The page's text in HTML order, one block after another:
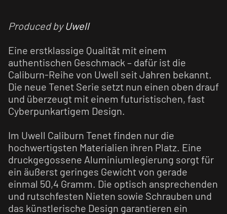
Produced byUwell
Eine erstklassige Qualität mit einem
authentischen Geschmack – dafür ist die
Caliburn-Reihe von Uwell seit Jahren bekannt.
Die neue Tenet Serie setzt nun einen oben drauf
und überzeugt mit einem futuristischen, fast
Cyberpunkartigem Design.
Im Uwell Caliburn Tenet finden nur die
hochwertigsten Materialien ihren Platz. Eine
druckgegossene Aluminiumlegierung sorgt für
ein äußerst geringes Gewicht von gerade
einmal 50,4 Gramm. Die optisch ansprechenden
und rutschfesten Nieten sowie Schrauben und
das künstlerische Design garantieren ein